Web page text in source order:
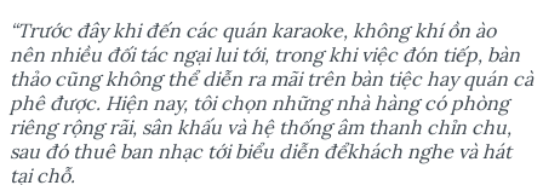
“Trước đây khi đến các quán karaoke, không khíồn ào
nên nhiều đối tác ngại lui tới, trong khi việc đón tiếp, bàn
thảo cũng không thểdiễn ra mãi trên bàn tiệc hay quán cà
phê được. Hiện nay, tôi chọn những nhà hàng có phòng
riêng rộng rãi, sân khấu và hệthống âm thanh chỉn chu,
sau đó thuê ban nhạc tới biểu diễn đểkhách nghe và hát
tại chỗ.